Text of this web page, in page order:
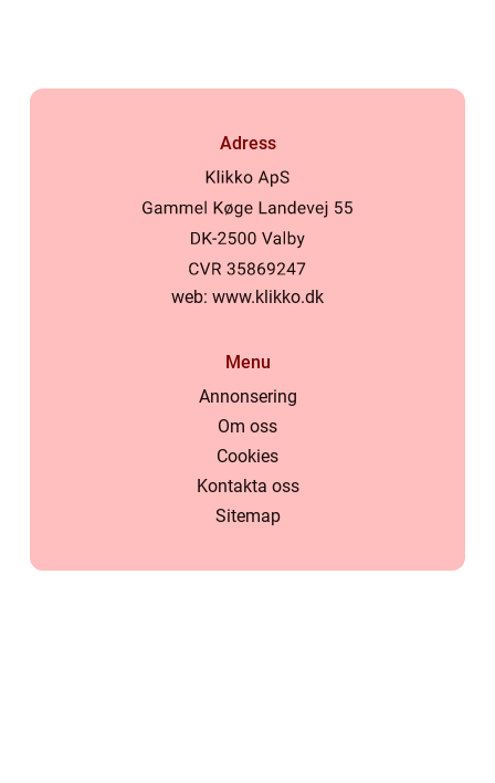
Adress
web: www.klikko.dk
Menu
Annonsering
Om oss
Cookies
Kontakta oss
Sitemap